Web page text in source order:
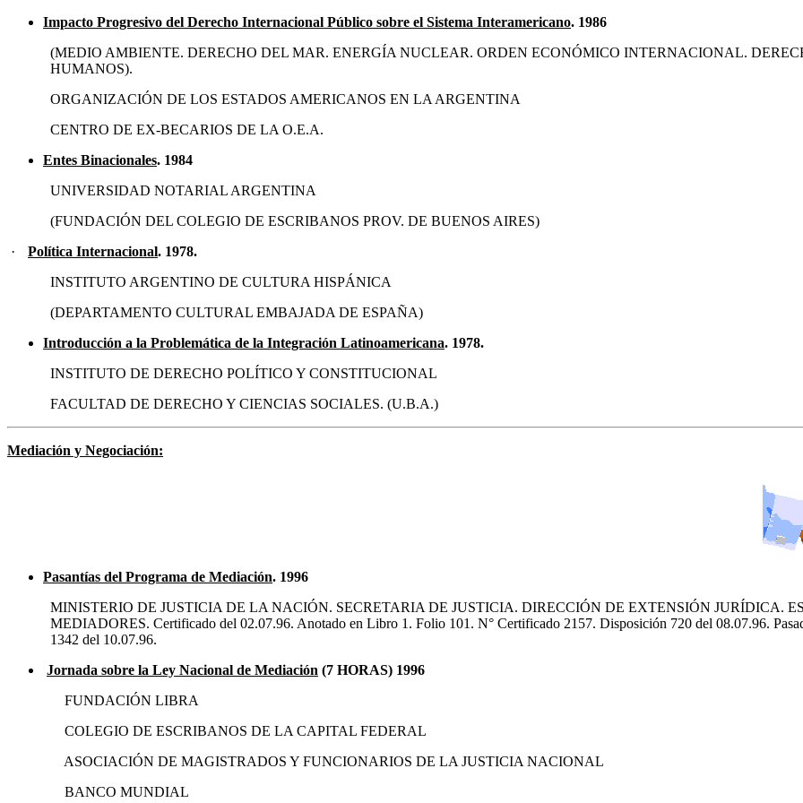
Impacto Progresivo del Derecho Internacional Público sobre el Sistema Interamericano. 1986
(MEDIO AMBIENTE. DERECHO DEL MAR. ENERGÍA NUCLEAR. ORDEN ECONÓMICO INTERNACIONAL.
HUMANOS).
ORGANIZACIÓN DE LOS ESTADOS AMERICANOS EN LA ARGENTINA
CENTRO DE EX-BECARIOS DE LA O.E.A.
Entes Binacionales. 1984
UNIVERSIDAD NOTARIAL ARGENTINA
(FUNDACIÓN DEL COLEGIO DE ESCRIBANOS PROV. DE BUENOS AIRES)
·
Política Internacional. 1978.
INSTITUTO ARGENTINO DE CULTURA HISPÁNICA
(DEPARTAMENTO CULTURAL EMBAJADA DE ESPAÑA)
Introducción a la Problemática de la Integración Latinoamericana. 1978.
INSTITUTO DE DERECHO POLÍTICO Y CONSTITUCIONAL
FACULTAD DE DERECHO Y CIENCIAS SOCIALES. (U.B.A.)
Mediación y Negociación:
Pasantías del Programa de Mediación. 1996
MINISTERIO DE JUSTICIA DE LA NACIÓN. SECRETARIA DE JUSTICIA. DIRECCIÓN DE EXTENSIÓN JURÍDICA.
MEDIADORES. Certificado del 02.07.96. Anotado en Libro 1. Folio 101. N° Certificado 2157. Disposición 720 del 08.07.96.
1342 del 10.07.96.
Jornada sobre la Ley Nacional de Mediación (7 HORAS) 1996
FUNDACIÓN LIBRA
COLEGIO DE ESCRIBANOS DE LA CAPITAL FEDERAL
ASOCIACIÓN DE MAGISTRADOS Y FUNCIONARIOS DE LA JUSTICIA NACIONAL
BANCO MUNDIAL